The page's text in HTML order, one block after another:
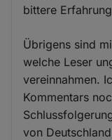
bittere
Übrigens sind
welche Leser
vereinnahmen.
Kommentars
von